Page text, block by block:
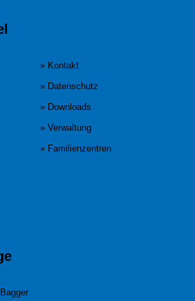
» Kontakt
» Datenschutz
» Downloads
» Verwaltung
» Familienzentren